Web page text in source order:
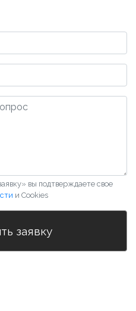
вы подтверждаете свое
и Cookies